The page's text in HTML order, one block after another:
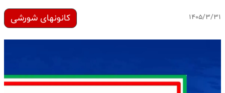
۱۴۰۵/۳/۳۱ کانونهای شورشی